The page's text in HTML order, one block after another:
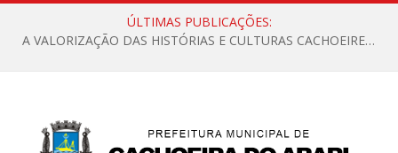
ÚLTIMAS PUBLICAÇÕES:
A VALORIZAÇÃO DAS HISTÓRIAS E CULTURAS CACHOEIRENSES